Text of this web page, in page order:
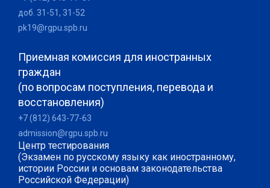
доб. 31-51, 31-52
pk19@rgpu.spb.ru
Приемная комиссия для иностранных
граждан
(по вопросам поступления, перевода и
восстановления)
+7 (812) 643-77-63
admission@rgpu.spb.ru
Центр тестирования
(Экзамен по русскому языку как иностранному,
истории России и основам законодательства
Российской Федерации)